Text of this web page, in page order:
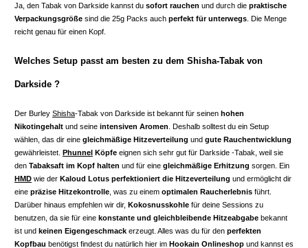
Ja, den Tabak von Darkside kannst du sofort rauchen und durch die praktische
Verpackungsgröße sind die 25g Packs auch perfekt für unterwegs . Die Menge
reicht genau für einen Kopf.
Welches Setup passt am besten zu dem Shisha-Tabak von
Darkside ?
Der Burley Shisha-Tabak von Darkside ist bekannt für seinen hohen
Nikotingehalt und seine intensiven Aromen . Deshalb solltest du ein Setup
wählen, das dir eine gleichmäßige Hitzeverteilung und gute Rauchentwicklung
gewährleistet. Phunnel Köpfe eignen sich sehr gut für Darkside -Tabak, weil sie
den Tabaksaft im Kopf halten und für eine gleichmäßige Erhitzung sorgen. Ein
HMD wie der Kaloud Lotus perfektioniert die Hitzeverteilung und ermöglicht dir
eine präzise Hitzekontrolle , was zu einem optimalen Raucherlebnis führt.
Darüber hinaus empfehlen wir dir, Kokosnusskohle für deine Sessions zu
benutzen, da sie für eine konstante und gleichbleibende Hitzeabgabe bekannt
ist und keinen Eigengeschmack erzeugt. Alles was du für den perfekten
Kopfbau benötigst findest du natürlich hier im Hookain Onlineshop und kannst es